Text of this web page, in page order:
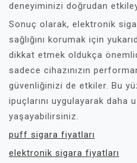
deneyiminizi doğrudan
Sonuç olarak, elektronik
sağlığını korumak için
dikkat etmek oldukça
sadece cihazınızın
güvenliğinizi de etkiler. Bu
ipuçlarını uygulayarak daha
yaşayabilirsiniz.
puff sigara fiyatları
elektronik sigara fiyatları